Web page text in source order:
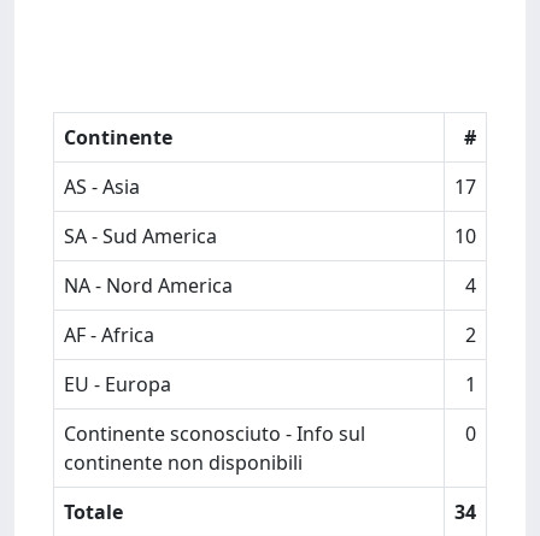
Continente
#
AS - Asia
17
SA - Sud America
10
NA - Nord America
4
AF - Africa
2
EU - Europa
1
Continente sconosciuto - Info sul
continente non disponibili
0
Totale 34